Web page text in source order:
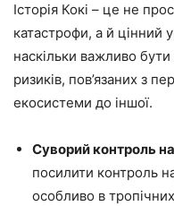
Історія Кокі – це не
катастрофи, а й цінний
наскільки важливо
ризиків, пов’язаних з
екосистеми до іншої.
Суворий контроль
посилити контроль
особливо в